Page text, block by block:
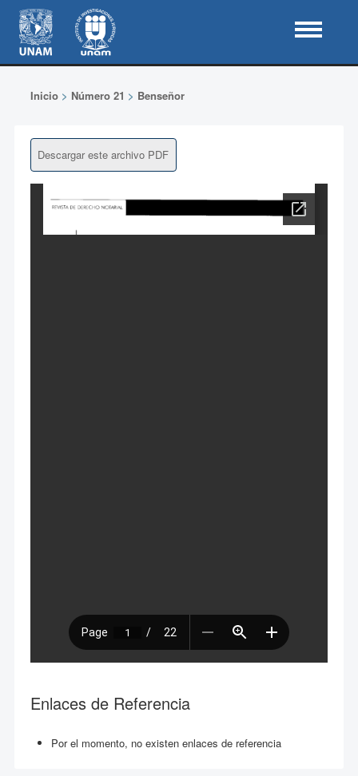
Inicio> Número 21 > Benseñor
Descargar este archivo PDF
Enlaces de Referencia
Por el momento, no existen enlaces de referencia